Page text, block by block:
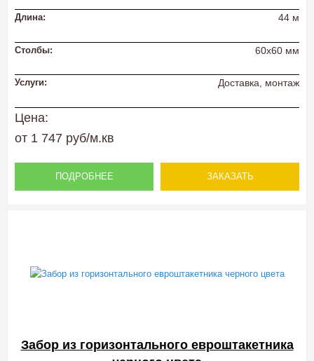
Длина: 44 м
Столбы: 60х60 мм
Услуги: Доставка, монтаж
Цена:
от 1 747 руб/м.кв
ПОДРОБНЕЕ ЗАКАЗАТЬ
Забор из горизонтального евроштакетника